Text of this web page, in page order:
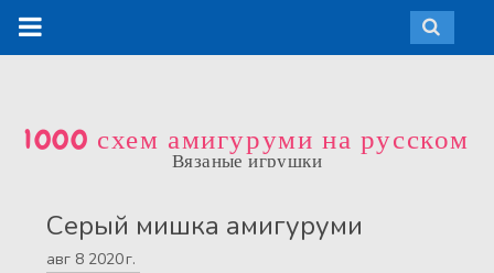
1000 схем амигуруми на русском
Вязаные игрушки
Серый мишка амигуруми
авг 8 2020 г.